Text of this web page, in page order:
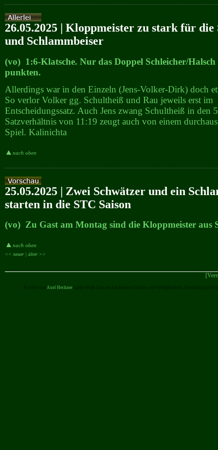
26.05.2025 | Kloppmeister zu stark für die
und Schlammbeiser
(vo) 1:6-Klatsche. Nur das Doppel Schleicher/
punkten.
Allerdings war in den Einzeln (Jens-Volker-Dirk) doch
So verlor Volker gg. Schultheiß und Rau jeweils erst im
Entscheidungssatz. Auch Jens zwang Schultheiß in den
Satzverhältnis von 11:19 zeugt auch von einem
Spiel. Kalinichta
nach oben
25.05.2025 | Zwei Schwätzer und ein
starten in die STC Saison
(vo) Zu Gast am Montag sind die Kloppmeister aus
nach oben
<< neuer | älter >>
Erstellt von Axel Heckner. Grün-Weiß Giessen hat keinen Einfluss auf Verfügbarkeit, Gestaltung und